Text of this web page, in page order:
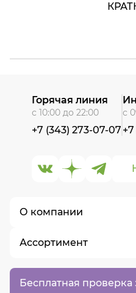
Бесплатная проверка
О компании
О нас
Контакты
Вакансии
Ассортимент
Горячая линия
с 10:00 до 22:00
+7 (343) 273-07-07
с